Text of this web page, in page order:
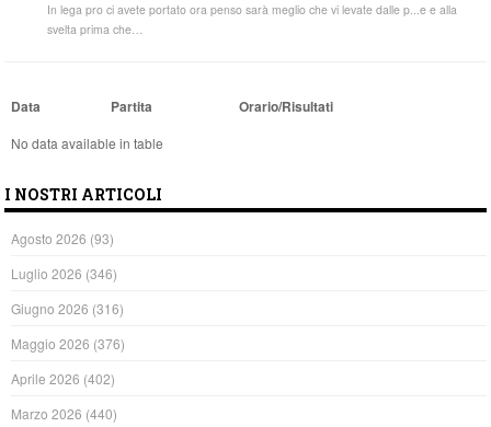
In lega pro ci avete portato ora penso sarà meglio che vi levate dalle p...e e alla
svelta prima che…
Data Partita Orario/Risultati
No data available in table
I NOSTRI ARTICOLI
Agosto 2026 (93)
Luglio 2026 (346)
Giugno 2026 (316)
Maggio 2026 (376)
Aprile 2026 (402)
Marzo 2026 (440)